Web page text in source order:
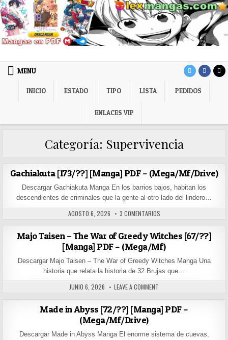
Skip to content
LexMangas
MENU
INICIO ESTADO TIPO LISTA PEDIDOS
ENLACES VIP
Categoría: Supervivencia
Gachiakuta [173/??] [Manga] PDF – (Mega/Mf/Drive)
Descargar Gachiakuta Manga En los barrios bajos, habitan los
descendientes de criminales que la gente al otro lado del lindero…
PUBLISHED DATE:
AGOSTO 6, 2026 3 COMENTARIOSEN GACHIAKUTA [173/??]
Majo Taisen – The War of Greedy Witches [67/??]
[Manga] PDF – (Mega/Mf)
Descargar Majo Taisen – The War of Greedy Witches Manga Una
historia que relata la historia de 32 Brujas que…
PUBLISHED DATE:
JUNIO 6, 2026 LEAVE A COMMENT
Made in Abyss [72/??] [Manga] PDF –
(Mega/Mf/Drive)
Descargar Made in Abyss Manga El enorme sistema de cuevas,